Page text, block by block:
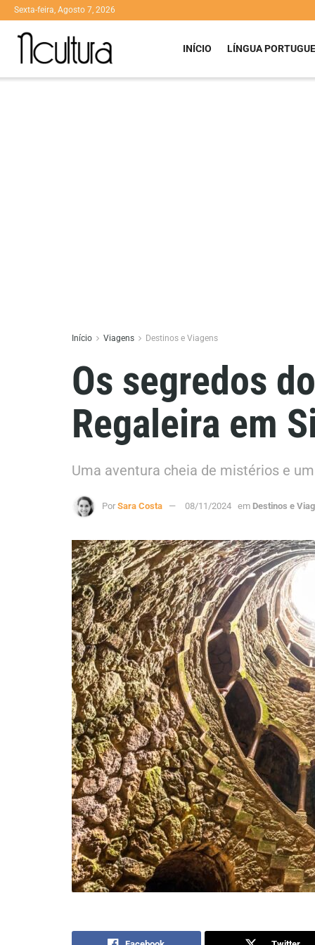
Sexta-feira, Agosto 7, 2026
INÍCIO LÍNGUA
Início Viagens Destinos e Viagens
Os segredos
Regaleira em
Uma aventura cheia de mistérios e
Por Sara Costa 08/11/2024 em Destinos e